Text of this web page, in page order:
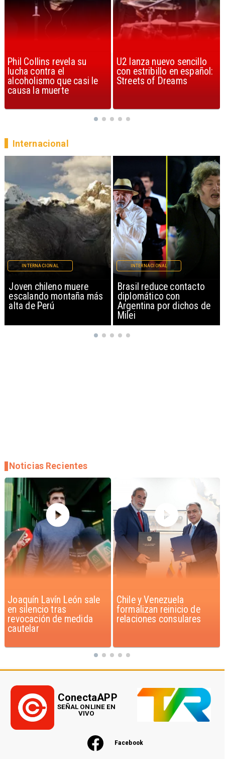
U2 lanza nuevo sencillo
con estribillo en español:
Streets of Dreams
“Africa” de Toto es
considerada la mejor
canción, según la ciencia
Brasil reduce contacto
diplomático con
Argentina por dichos de
INTERNACIONAL
China restringe
exportación de drones a
EEUU y sanciona
empresas
INTERNACIONAL
Internacional
Chile y Venezuela
formalizan reinicio de
relaciones consulares
Feriantes rechazan
dichos de Camila Flores
sobre Fabiola Campillai
Noticias Recientes
Facebook
ConectaAPP
SEÑAL ONLINE EN
VIVO